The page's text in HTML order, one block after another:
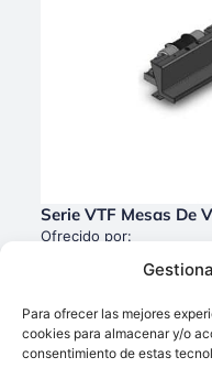
Para ofrecer las mejores
cookies para almacenar y/o
consentimiento de estas
Serie VTF Mesas De
Ofrecido por: